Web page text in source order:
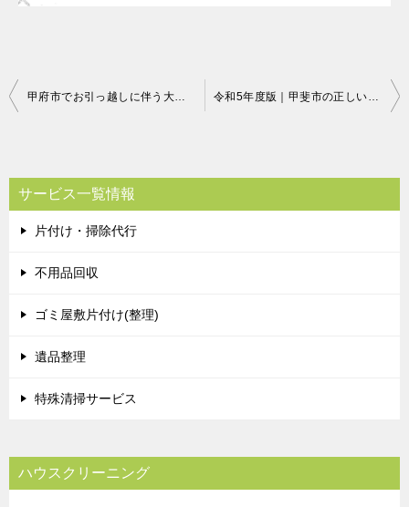
投
ビ
ゲ
ー
シ
甲府市でお引っ越しに伴う大量の不用品の回収ご依頼 お客様の声 令和5年度版｜甲斐市の正しいゴミの分別方法・出し方・捨て方の全情報
サービス一覧情報
片付け・掃除代行
不用品回収
ゴミ屋敷片付け(整理)
遺品整理
特殊清掃サービス
ハウスクリーニング